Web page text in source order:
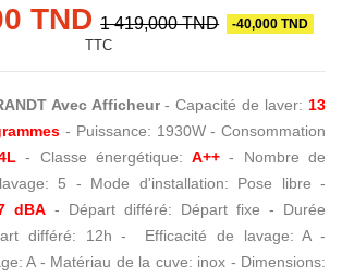
TND 1 419,000 TND -40,000 TND
TTC
Avec Afficheur - Capacité de laver: 13
- Puissance: 1930W - Consommation
- Classe énergétique: A++ - Nombre de
5 - Mode d'installation: Pose libre -
dBA - Départ différé: Départ fixe - Durée
différé: 12h -  Efficacité de lavage: A -
A - Matériau de la cuve: inox - Dimensions: